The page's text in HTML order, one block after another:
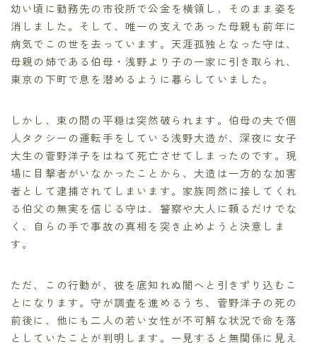
幼い頃に勤務先の市役所で公金を横領し、そのまま姿を
消しました。そして、唯一の支えであった母親も前年に
病気でこの世を去っています。天涯孤独となった守は、
母親の姉である伯母・浅野より子の一家に引き取られ、
東京の下町で息を潜めるように暮らしていました。
しかし、束の間の平穏は突然破られます。伯母の夫で個
人タクシーの運転手をしている浅野大造が、深夜に女子
大生の菅野洋子をはねて死亡させてしまったのです。現
場に目撃者がいなかったことから、大造は一方的な加害
者として逮捕されてしまいます。家族同然に接してくれ
る伯父の無実を信じる守は、警察や大人に頼るだけでな
く、自らの手で事故の真相を突き止めようと決意しま
す。
ただ、この行動が、彼を底知れぬ闇へと引きずり込むこ
とになります。守が調査を進めるうち、菅野洋子の死の
前後に、他にも二人の若い女性が不可解な状況で命を落
としていたことが判明します。一見すると無関係に見え